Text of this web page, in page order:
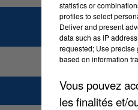
du25 novembre
au25 novembre
1, chemin des Prés
77810 Thomery
statistics or
profiles to select
Deliver and present
data such as IP
requested; Use precise
based on information
Vous pouvez
les finalités et/